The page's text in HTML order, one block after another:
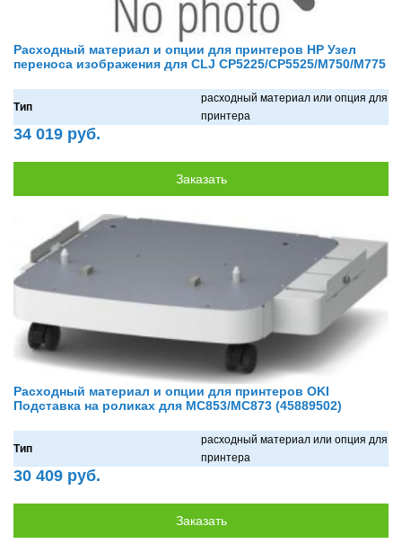
Расходный материал и опции для принтеров HP Узел
переноса изображения для CLJ CP5225/CP5525/M750/M775
Тип
рaсходный мaтериaл или опция для
принтерa
34 019 руб.
Расходный материал и опции для принтеров OKI
Подставка на роликах для MC853/MC873 (45889502)
Тип
рaсходный мaтериaл или опция для
принтерa
30 409 руб.